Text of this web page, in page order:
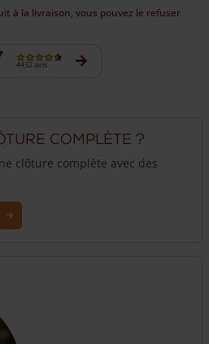
à la livraison, vous pouvez le refuser
4432 avis
complète ?
clôture complète avec des